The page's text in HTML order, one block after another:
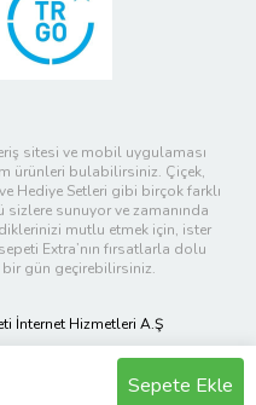
Sepete Ekle
sitesi ve mobil uygulaması
ürünleri bulabilirsiniz. Çiçek,
Hediye Setleri gibi birçok farklı
sizlere sunuyor ve zamanında
mutlu etmek için, ister
Extra’nın fırsatlarla dolu
bir gün geçirebilirsiniz.
İnternet Hizmetleri A.Ş